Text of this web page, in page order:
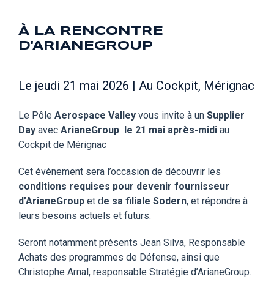
À LA RENCONTRE
D'ARIANEGROUP
Le jeudi 21 mai 2026 | Au Cockpit, Mérignac
Le Pôle Aerospace Valley vous invite à un Supplier
Day avec ArianeGroup le 21 mai après-midi au
Cockpit de Mérignac
Cet évènement sera l’occasion de découvrir les
conditions requises pour devenir fournisseur
d’ArianeGroup et de sa filiale Sodern, et répondre à
leurs besoins actuels et futurs.
Seront notamment présents Jean Silva, Responsable
Achats des programmes de Défense, ainsi que
Christophe Arnal, responsable Stratégie d’ArianeGroup.